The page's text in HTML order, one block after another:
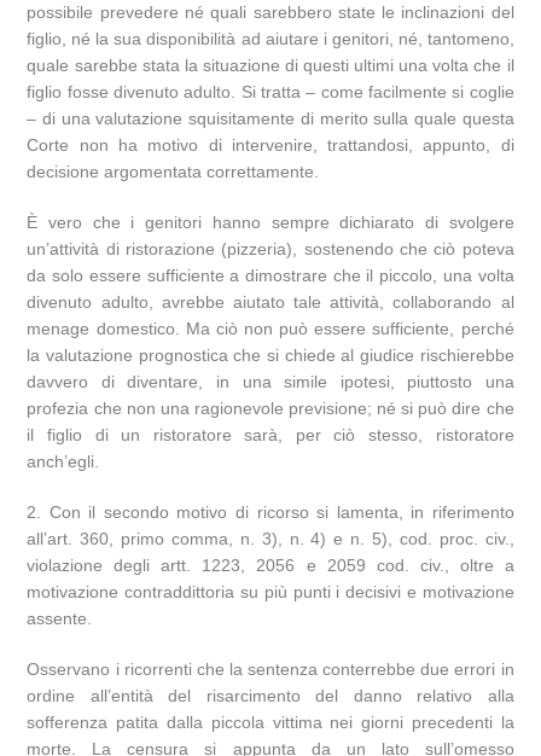
possibile prevedere né quali sarebbero state le inclinazioni del
figlio, né la sua disponibilità ad aiutare i genitori, né, tantomeno,
quale sarebbe stata la situazione di questi ultimi una volta che il
figlio fosse divenuto adulto. Si tratta – come facilmente si coglie
– di una valutazione squisitamente di merito sulla quale questa
Corte non ha motivo di intervenire, trattandosi, appunto, di
decisione argomentata correttamente.
È vero che i genitori hanno sempre dichiarato di svolgere
un’attività di ristorazione (pizzeria), sostenendo che ciò poteva
da solo essere sufficiente a dimostrare che il piccolo, una volta
divenuto adulto, avrebbe aiutato tale attività, collaborando al
menage domestico. Ma ciò non può essere sufficiente, perché
la valutazione prognostica che si chiede al giudice rischierebbe
davvero di diventare, in una simile ipotesi, piuttosto una
profezia che non una ragionevole previsione; né si può dire che
il figlio di un ristoratore sarà, per ciò stesso, ristoratore
anch’egli.
2. Con il secondo motivo di ricorso si lamenta, in riferimento
all’art. 360, primo comma, n. 3), n. 4) e n. 5), cod. proc. civ.,
violazione degli artt. 1223, 2056 e 2059 cod. civ., oltre a
motivazione contraddittoria su più punti i decisivi e motivazione
assente.
Osservano i ricorrenti che la sentenza conterrebbe due errori in
ordine all’entità del risarcimento del danno relativo alla
sofferenza patita dalla piccola vittima nei giorni precedenti la
morte. La censura si appunta da un lato sull’omesso